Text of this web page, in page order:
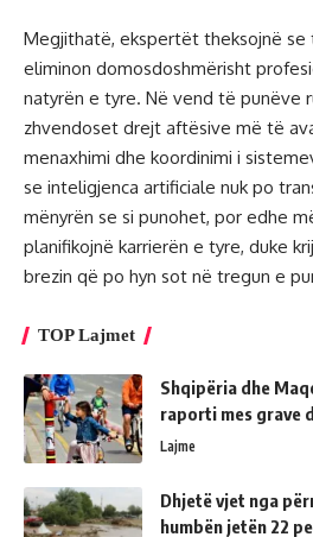
Megjithatë, ekspertët theksojnë se
eliminon domosdoshmërisht
natyrën e tyre. Në vend të punëve
zhvendoset drejt aftësive më të
menaxhimi dhe koordinimi i
se inteligjenca artificiale nuk po
mënyrën se si punohet, por edhe
planifikojnë karrierën e tyre, duke
brezin që po hyn sot në tregun e
TOP Lajmet
Shqipëria dhe
raporti mes grave
Lajme
Dhjetë vjet nga
humbën jetën 22